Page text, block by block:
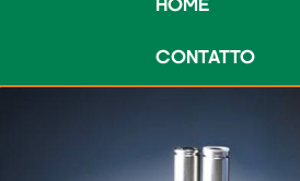
HOME
CONTATTO